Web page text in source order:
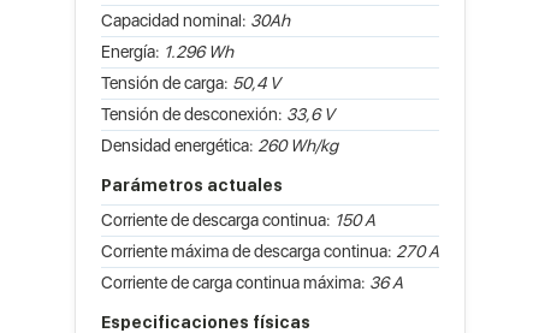
Capacidad nominal: 30Ah
Energía: 1.296 Wh
Tensión de carga: 50,4 V
Tensión de desconexión: 33,6 V
Densidad energética: 260 Wh/kg
Parámetros actuales
Corriente de descarga continua: 150 A
Corriente máxima de descarga continua: 270 A
Corriente de carga continua máxima: 36 A
Especificaciones físicas